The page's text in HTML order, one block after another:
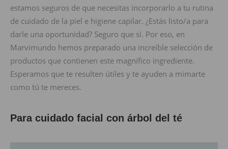
estamos seguros de que necesitas incorporarlo a tu rutina
de cuidado de la piel e higiene capilar. ¿Estás listo/a para
darle una oportunidad? Seguro que sí. Por eso, en
Marvimundo hemos preparado una increíble selección de
productos que contienen este magnífico ingrediente.
Esperamos que te resulten útiles y te ayuden a mimarte
como tú te mereces.
Para cuidado facial con árbol del té